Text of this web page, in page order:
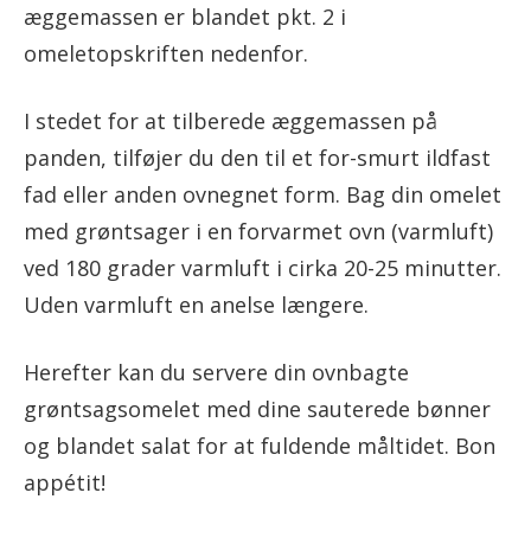
æggemassen er blandet pkt. 2 i
omeletopskriften nedenfor.
I stedet for at tilberede æggemassen på
panden, tilføjer du den til et for-smurt ildfast
fad eller anden ovnegnet form. Bag din omelet
med grøntsager i en forvarmet ovn (varmluft)
ved 180 grader varmluft i cirka 20-25 minutter.
Uden varmluft en anelse længere.
Herefter kan du servere din ovnbagte
grøntsagsomelet med dine sauterede bønner
og blandet salat for at fuldende måltidet. Bon
appétit!